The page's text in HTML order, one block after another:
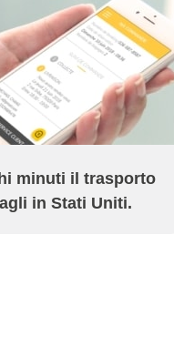
minuti il trasporto
in Stati Uniti.